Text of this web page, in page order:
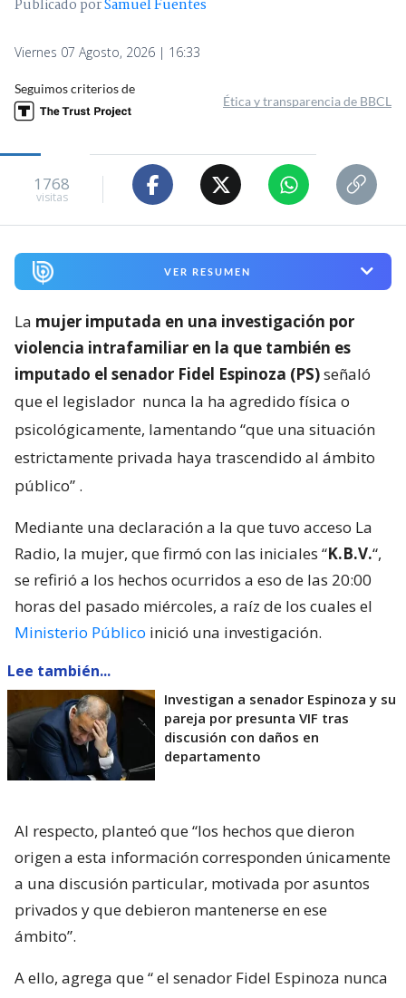
Publicado porSamuel Fuentes
Viernes 07 Agosto, 2026 | 16:33
Seguimos criterios de
Ética y transparencia de BBCL
1768
visitas
VER RESUMEN
La mujer imputada en una investigación por
violencia intrafamiliar en la que también es
imputado el senador Fidel Espinoza (PS)señaló
que el legislador nunca la ha agredido física o
psicológicamente, lamentando “que una situación
estrictamente privada haya trascendido al ámbito
público” .
Mediante una declaración a la que tuvo acceso La
Radio, la mujer, que firmó con las iniciales “K.B.V.“,
se refirió a los hechos ocurridos a eso de las 20:00
horas del pasado miércoles, a raíz de los cuales el
Ministerio Público inició una investigación.
Lee también...
Investigan a senador Espinoza y su
pareja por presunta VIF tras
discusión con daños en
departamento
Al respecto, planteó que “los hechos que dieron
origen a esta información corresponden únicamente
a una discusión particular, motivada por asuntos
privados y que debieron mantenerse en ese
ámbito”.
A ello, agrega que “el senador Fidel Espinoza nunca